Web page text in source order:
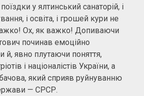
у ялтинський санаторій, і
і освіта, і грошей кури не
Ох, як важко! Допиваючи
починав емоційно
й, явно плутаючи поняття,
і націоналістів України, а
який сприяв руйнуванню
— СРСР.